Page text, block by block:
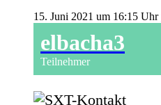
15. Juni 2021 um 16:15 Uhr
elbacha3
Teilnehmer